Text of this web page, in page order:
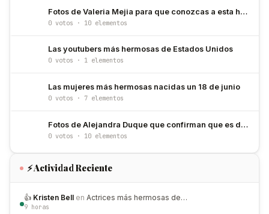
Fotos de Valeria Mejia para que conozcas a esta hermosa modelo
0 votos · 10 elementos
Las youtubers más hermosas de Estados Unidos
0 votos · 1 elementos
Las mujeres más hermosas nacidas un 18 de junio
0 votos · 7 elementos
Fotos de Alejandra Duque que confirman que es de las más bellas de Colombia
0 votos · 10 elementos
⚡ Actividad Reciente
👍 Kristen Bell en Actrices más hermosas de…
9 horas